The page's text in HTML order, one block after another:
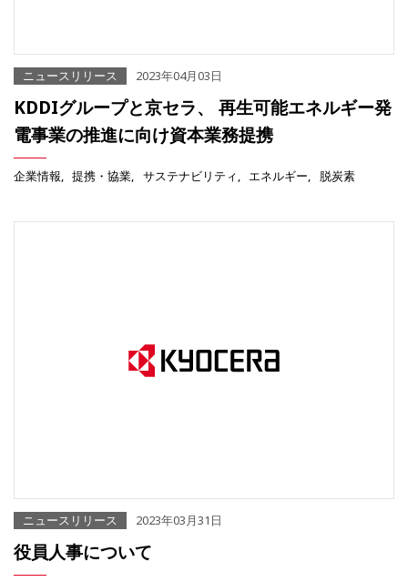
ニュースリリース 2023年04月03日
KDDIグループと京セラ、 再生可能エネルギー発
電事業の推進に向け資本業務提携
企業情報 提携・協業 サステナビリティ エネルギー 脱炭素
ニュースリリース 2023年03月31日
役員人事について